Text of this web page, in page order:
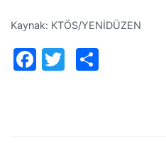
Kaynak: KTÖS/YENİDÜZEN
Facebook
Twitter